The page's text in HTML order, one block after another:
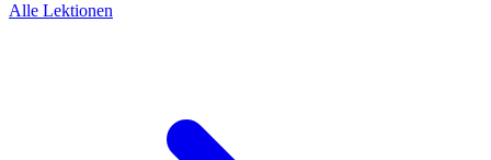
Alle Lektionen